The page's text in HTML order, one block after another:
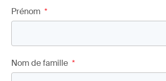
Prénom *
Nom de famille *